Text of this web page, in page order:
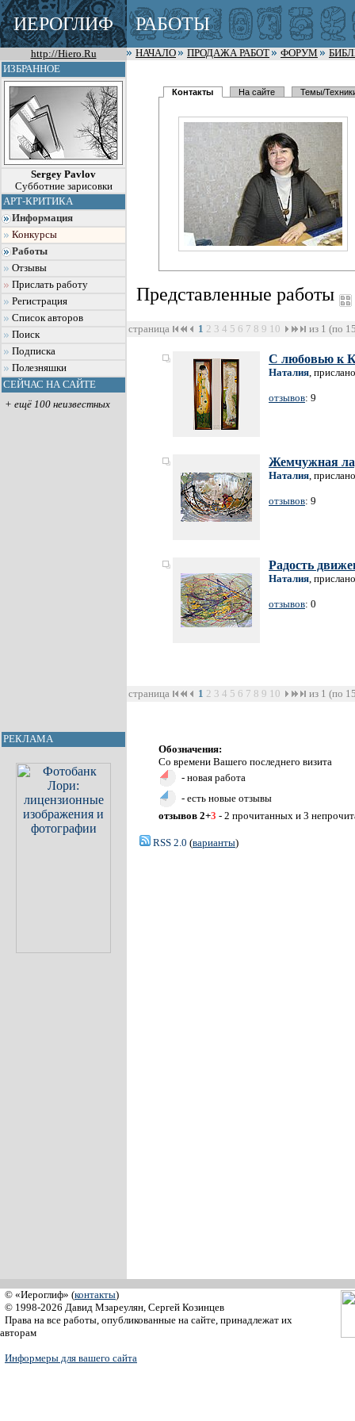
ИЕРОГЛИФ РАБОТЫ
http://Hiero.Ru НАЧАЛО ПРОДАЖА РАБОТ ФОРУМ
ИЗБРАННОЕ
Sergey Pavlov
Субботние зарисовки
АРТ-КРИТИКА
Информация
Конкурсы
Работы
Отзывы
Прислать работу
Регистрация
Список авторов
Поиск
Подписка
Полезняшки
СЕЙЧАС НА САЙТЕ
+ ещё 100 неизвестных
РЕКЛАМА
Контакты На сайте Темы/
Представленные работы
страница 1 2 3 4 5 6 7 8 9 10 из 1 (по
С любовью к
Наталия,
отзывов: 9
Жемчужная
Наталия,
отзывов: 9
Радость
Наталия,
отзывов: 0
страница 1 2 3 4 5 6 7 8 9 10 из 1 (по
Обозначения:
Со времени Вашего последнего визита
- новая работа
- есть новые отзывы
отзывов 2+3 - 2 прочитанных и 3
RSS 2.0 (варианты)
© «Иероглиф» (контакты)
© 1998-2026 Давид Мзареулян, Сергей Козинцев
Права на все работы, опубликованные на сайте, принадлежат их
авторам
Информеры для вашего сайта